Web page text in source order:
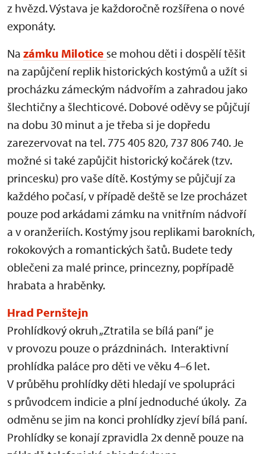
z hvězd. Výstava je každoročně rozšířena o nové
exponáty.
Na zámku Milotice se mohou děti i dospělí těšit
na zapůjčení replik historických kostýmů a užít si
procházku zámeckým nádvořím a zahradou jako
šlechtičny a šlechticové. Dobové oděvy se půjčují
na dobu 30 minut a je třeba si je dopředu
zarezervovat na tel. 775 405 820, 737 806 740. Je
možné si také zapůjčit historický kočárek (tzv.
princesku) pro vaše dítě. Kostýmy se půjčují za
každého počasí, v případě deště se lze procházet
pouze pod arkádami zámku na vnitřním nádvoří
a v oranžeriích. Kostýmy jsou replikami barokních,
rokokových a romantických šatů. Budete tedy
oblečeni za malé prince, princezny, popřípadě
hrabata a hraběnky.
Hrad Pernštejn
Prohlídkový okruh „Ztratila se bílá paní“ je
v provozu pouze o prázdninách. Interaktivní
prohlídka paláce pro děti ve věku 4–6 let.
V průběhu prohlídky děti hledají ve spolupráci
s průvodcem indicie a plní jednoduché úkoly. Za
odměnu se jim na konci prohlídky zjeví bílá paní.
Prohlídky se konají zpravidla 2x denně pouze na